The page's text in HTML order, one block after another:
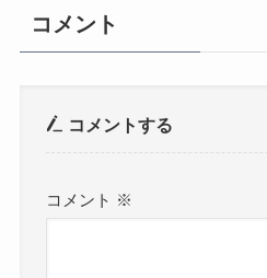
コメント
コメントする
コメント ※